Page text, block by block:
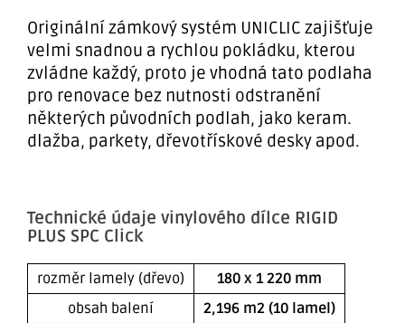
Originální zámkový systém UNICLIC zajišťuje
velmi snadnou a rychlou pokládku, kterou
zvládne každý, proto je vhodná tato podlaha
pro renovace bez nutnosti odstranění
některých původních podlah, jako keram.
dlažba, parkety, dřevotřískové desky apod.
Technické údaje vinylového dílce RIGID
PLUS SPC Click
rozměr lamely (dřevo)
180 x 1 220 mm
obsah balení
2,196 m2 (10 lamel)